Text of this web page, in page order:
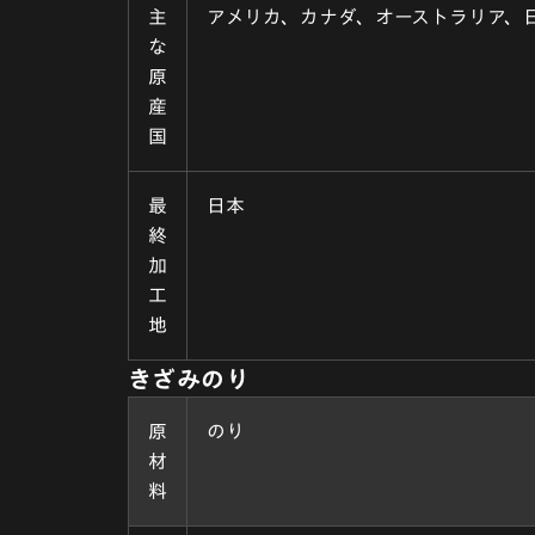
主
な
原
産
国
アメリカ、カナダ、オーストラリア、
最
終
加
工
地
日本
きざみのり
原
材
料
のり